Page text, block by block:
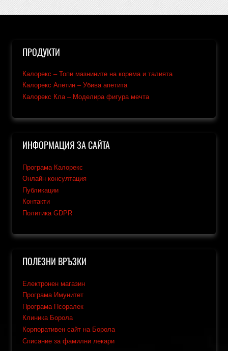
ПРОДУКТИ
Калорекс – Топи мазнините на корема и талията
Калорекс Апетин – Убива апетита
Калорекс Кла – Моделира фигура мечта
ИНФОРМАЦИЯ ЗА САЙТА
Програма Калорекс
Онлайн консултация
Публикации
Контакти
Политика GDPR
ПОЛЕЗНИ ВРЪЗКИ
Електронен магазин
Програма Имунитет
Програма Псоралек
Клиника Борола
Корпоративен сайт на Борола
Списание за фамилни лекари